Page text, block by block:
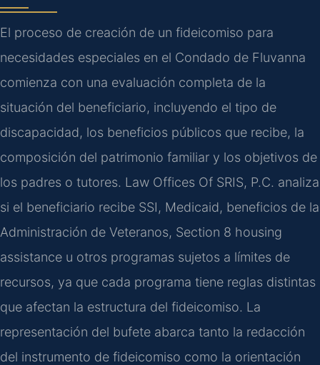
El proceso de creación de un fideicomiso para
necesidades especiales en el Condado de Fluvanna
comienza con una evaluación completa de la
situación del beneficiario, incluyendo el tipo de
discapacidad, los beneficios públicos que recibe, la
composición del patrimonio familiar y los objetivos de
los padres o tutores. Law Offices Of SRIS, P.C. analiza
si el beneficiario recibe SSI, Medicaid, beneficios de la
Administración de Veteranos, Section 8 housing
assistance u otros programas sujetos a límites de
recursos, ya que cada programa tiene reglas distintas
que afectan la estructura del fideicomiso. La
representación del bufete abarca tanto la redacción
del instrumento de fideicomiso como la orientación